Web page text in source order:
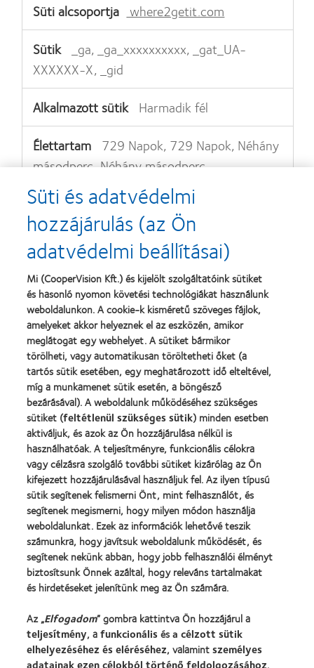
where2getit.com
_ga, _ga_xxxxxxxxxx, _gat_UA-
XXXXXX-X, _gid
Harmadik fél
729 Napok, 729 Napok, Néhány
másodperc, Néhány másodperc
www.facebook.com
Harmadik fél
Munkamenet
universal.iperceptions.com
iperceptions.com
Harmadik fél
89 Napok
6 Az EU-n/EGT-n kívüli harmadik
országokba történő adattovábbítással
kapcsolatos információkért kérjük,
vegye fel velünk a kapcsolatot.
Süti és adatvédelmi
hozzájárulás (az Ön
adatvédelmi beállításai)
Mi (CooperVision Kft.) és kijelölt szolgáltatóink sütiket
és hasonló nyomon követési technológiákat használunk
weboldalunkon. A cookie-k kisméretű szöveges fájlok,
amelyeket akkor helyeznek el az eszközén, amikor
meglátogat egy webhelyet. A sütiket bármikor
törölheti, vagy automatikusan töröltetheti őket (a
tartós sütik esetében, egy meghatározott idő elteltével,
míg a munkamenet sütik esetén, a böngésző
bezárásával). A weboldalunk működéséhez szükséges
sütiket (feltétlenül szükséges sütik) minden esetben
aktiváljuk, és azok az Ön hozzájárulása nélkül is
használhatóak. A teljesítményre, funkcionális célokra
vagy célzásra szolgáló további sütiket kizárólag az Ön
kifejezett hozzájárulásával használjuk fel. Az ilyen típusú
sütik segítenek felismerni Önt, mint felhasználót, és
segítenek megismerni, hogy milyen módon használja
weboldalunkat. Ezek az információk lehetővé teszik
számunkra, hogy javítsuk weboldalunk működését, és
segítenek nekünk abban, hogy jobb felhasználói élményt
biztosítsunk Önnek azáltal, hogy releváns tartalmakat
és hirdetéseket jelenítünk meg az Ön számára.
Az „Elfogadom” gombra kattintva Ön hozzájárul a
teljesítmény, afunkcionálisésa célzott sütik
elhelyezéséhez és eléréséhez, valamintszemélyes
adatainak ezen célokból történő feldolgozásához.